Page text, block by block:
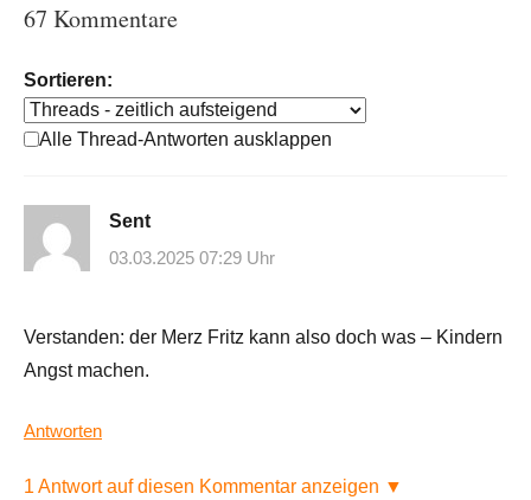
67 Kommentare
Sortieren:
Alle Thread-Antworten ausklappen
Sent
03.03.2025 07:29 Uhr
Verstanden: der Merz Fritz kann also doch was – Kindern
Angst machen.
Antworten
1 Antwort auf diesen Kommentar anzeigen ▼